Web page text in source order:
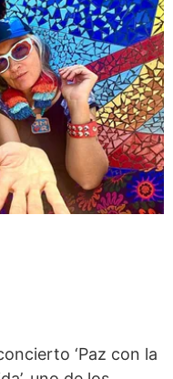
‘Paz con la